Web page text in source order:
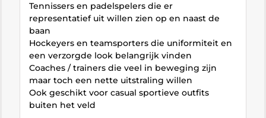
Tennissers en padelspelers die er
representatief uit willen zien op en naast de
baan
Hockeyers en teamsporters die uniformiteit en
een verzorgde look belangrijk vinden
Coaches / trainers die veel in beweging zijn
maar toch een nette uitstraling willen
Ook geschikt voor casual sportieve outfits
buiten het veld